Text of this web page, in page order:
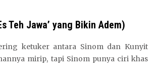
Teh Jawa’ yang Bikin Adem)
ketuker antara Sinom dan Kunyit
mirip, tapi Sinom punya ciri khas